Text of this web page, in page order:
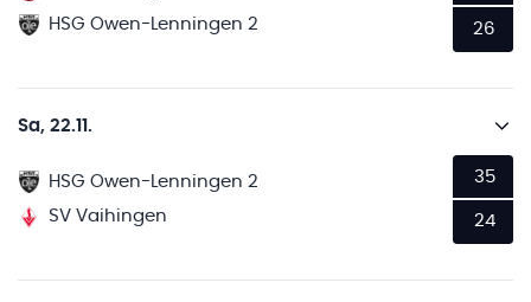
HSG Owen-Lenningen 2
26
Sa, 22.11.
HSG Owen-Lenningen 2
SV Vaihingen
35
24